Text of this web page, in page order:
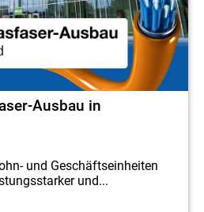
Ausbau in
und Geschäftseinheiten
und...